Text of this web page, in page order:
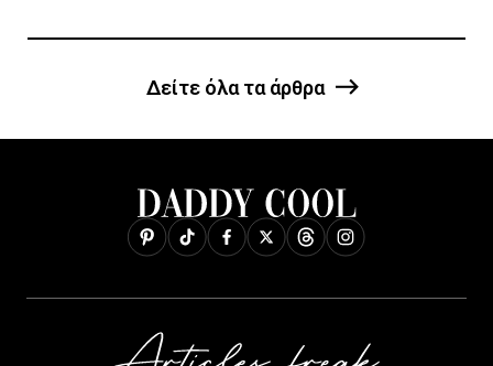
Δείτε όλα τα άρθρα